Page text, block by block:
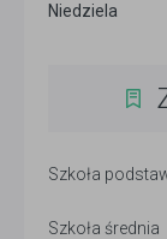
Niedziela
Szkoła
Szkoła średnia